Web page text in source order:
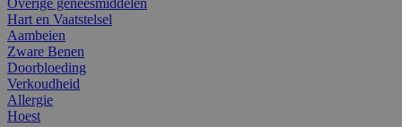
Hart en Vaatstelsel
Aambeien
Zware Benen
Doorbloeding
Verkoudheid
Allergie
Hoest